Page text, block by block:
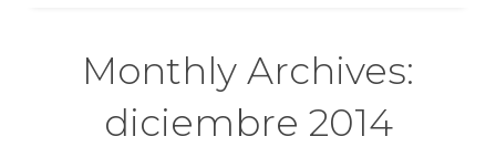
Monthly Archives:
diciembre 2014